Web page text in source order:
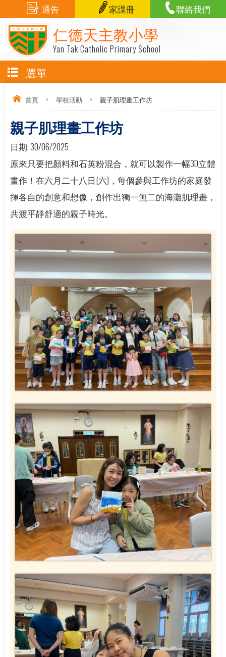
仁德天主教小學
Yan Tak Catholic Primary School
通告 家課冊 聯絡我們
選單
首頁 > 學校活動 > 親子肌理畫工作坊
親子肌理畫工作坊
日期:30/06/2025
原來只要把顏料和石英粉混合，就可以製作一幅3D立體
畫作！在六月二十八日(六)，每個參與工作坊的家庭發
揮各自的創意和想像，創作出獨一無二的海灘肌理畫，
共渡平靜舒適的親子時光。